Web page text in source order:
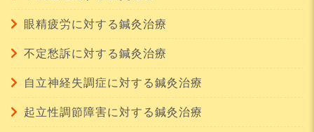
眼精疲労に対する鍼灸治療
不定愁訴に対する鍼灸治療
自立神経失調症に対する鍼灸治療
起立性調節障害に対する鍼灸治療